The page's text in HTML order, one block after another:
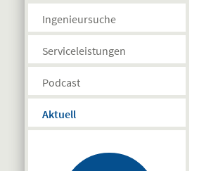
Ingenieursuche
Serviceleistungen
Podcast
Aktuell